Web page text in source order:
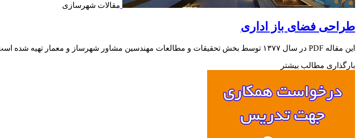
مقالات شهرسازی
طراحی فضای باز اداری
این مقاله PDF در سال ۱۳۷۷ توسط بخش تحقیقات و مطالعات مهندسین مشاور شهرساز و معمار تهیه شده است که اصول طراحی…
بارگذاری مطالب بیشتر